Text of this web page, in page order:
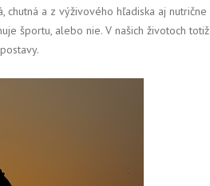
a z výživového hľadiska aj nutrične
športu, alebo nie. V našich životoch totiž